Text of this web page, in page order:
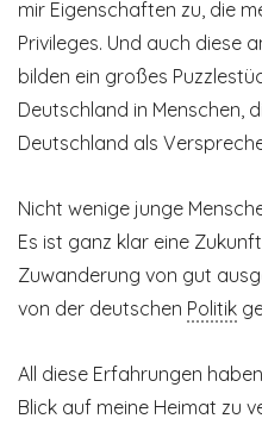
mir Eigenschaften zu, die
Privileges. Und auch diese
bilden ein großes
Deutschland in Menschen,
Deutschland als
Nicht wenige junge
Es ist ganz klar eine
Zuwanderung von gut
von der deutschen Politik
All diese Erfahrungen
Blick auf meine Heimat zu